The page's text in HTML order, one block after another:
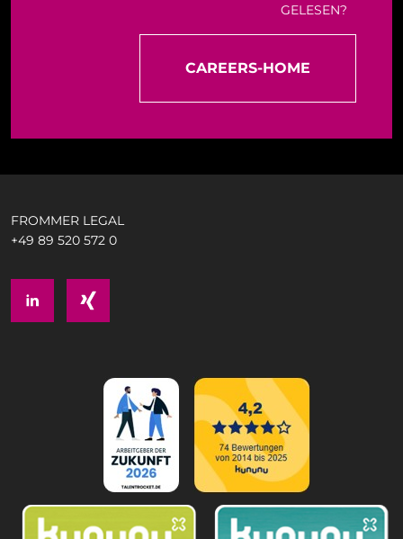
GELESEN?
CAREERS-HOME
FROMMER LEGAL
+49 89 520 572 0